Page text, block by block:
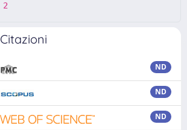
2
Citazioni
ND
ND
ND